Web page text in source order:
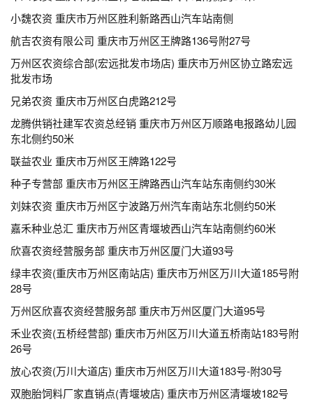
小魏农资 重庆市万州区胜利新路西山汽车站南侧
航吉农资有限公司 重庆市万州区王牌路136号附27号
万州区农资综合部(宏远批发市场店) 重庆市万州区协立路宏远
批发市场
兄弟农资 重庆市万州区白虎路212号
龙腾供销社建军农资总经销 重庆市万州区万顺路电报路幼儿园
东北侧约50米
联益农业 重庆市万州区王牌路122号
种子专营部 重庆市万州区王牌路西山汽车站东南侧约30米
刘妹农资 重庆市万州区宁波路万州汽车南站东北侧约50米
嘉禾种业总汇 重庆市万州区青堰坡西山汽车站南侧约60米
欣喜农资经营服务部 重庆市万州区厦门大道93号
绿丰农资(重庆市万州区南站店) 重庆市万州区万川大道185号附
28号
万州区欣喜农资经营服务部 重庆市万州区厦门大道95号
禾业农资(五桥经营部) 重庆市万州区万川大道五桥南站183号附
26号
放心农资(万川大道店) 重庆市万州区万川大道183号-附30号
双胞胎饲料厂家直销点(青堰坡店) 重庆市万州区清堰坡182号